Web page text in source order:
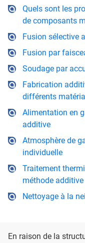
Quels sont les
de composants
Fusion sélective
Fusion par
Soudage par
Fabrication
différents
Alimentation en
additive
Atmosphère de
individuelle
Traitement
méthode additive
Nettoyage à la
En raison de la